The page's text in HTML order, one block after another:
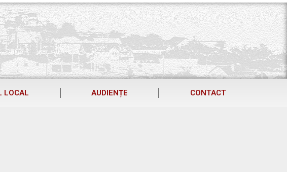
LOCAL AUDIENȚE CONTACT